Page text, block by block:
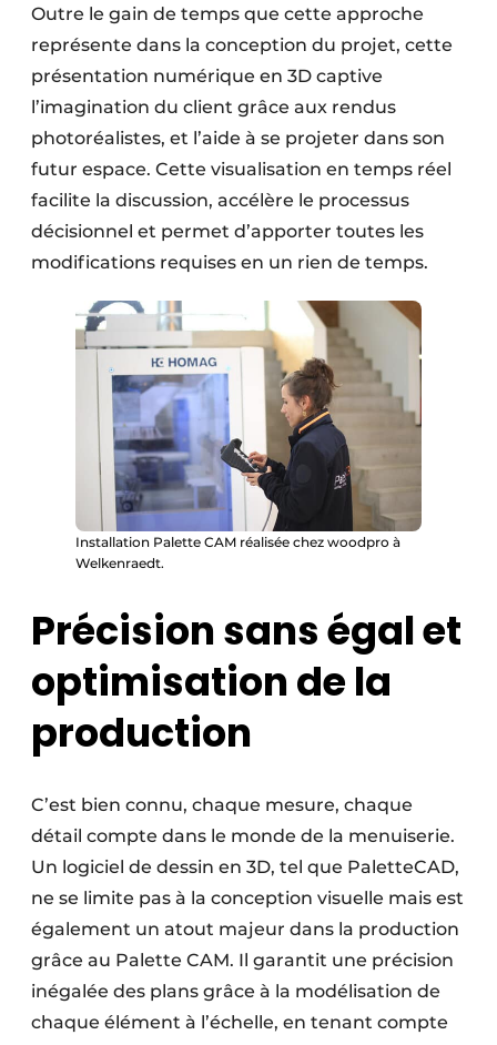
Outre le gain de temps que cette approche
représente dans la conception du projet, cette
présentation numérique en 3D captive
l’imagination du client grâce aux rendus
photoréalistes, et l’aide à se projeter dans son
futur espace. Cette visualisation en temps réel
facilite la discussion, accélère le processus
décisionnel et permet d’apporter toutes les
modifications requises en un rien de temps.
Installation Palette CAM réalisée chez woodpro à
Welkenraedt.
Précision sans égal et
optimisation de la
production
C’est bien connu, chaque mesure, chaque
détail compte dans le monde de la menuiserie.
Un logiciel de dessin en 3D, tel que PaletteCAD,
ne se limite pas à la conception visuelle mais est
également un atout majeur dans la production
grâce au Palette CAM. Il garantit une précision
inégalée des plans grâce à la modélisation de
chaque élément à l’échelle, en tenant compte